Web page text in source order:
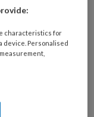
characteristics for
device. Personalised